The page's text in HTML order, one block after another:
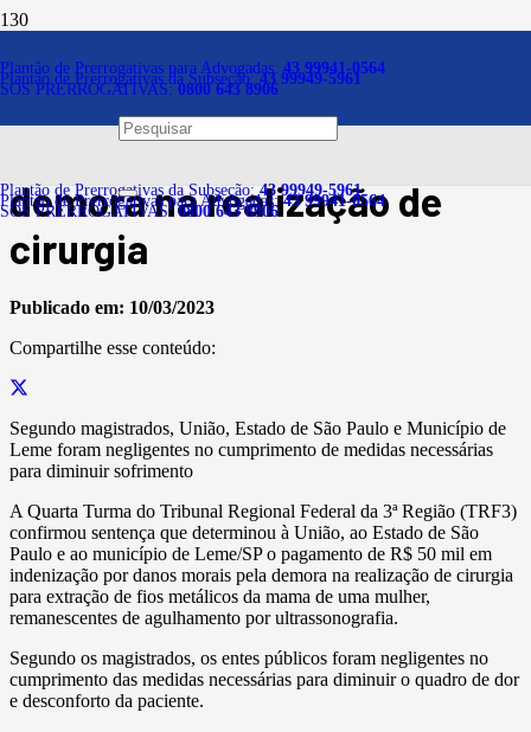
Plantão de Prerrogativas para Advogadas: 43 99941-0564
Plantão de Prerrogativas da Subseção:43 99949-5961
SOS PRERROGATIVAS:0800 643 8906
Plantão de Prerrogativas da Subseção:43 99949-5961
Plantão de Prerrogativas para Advogadas:43 99941-0564
SOS PRERROGATIVAS:0800 643 8906
Paciente deve ser
indenizada em R$ 50 mil por
demora na realização de
cirurgia
Publicado em: 10/03/2023
Compartilhe esse conteúdo:
Segundo magistrados, União, Estado de São Paulo e Município de
Leme foram negligentes no cumprimento de medidas necessárias
para diminuir sofrimento
A Quarta Turma do Tribunal Regional Federal da 3ª Região (TRF3)
confirmou sentença que determinou à União, ao Estado de São
Paulo e ao município de Leme/SP o pagamento de R$ 50 mil em
indenização por danos morais pela demora na realização de cirurgia
para extração de fios metálicos da mama de uma mulher,
remanescentes de agulhamento por ultrassonografia.
Segundo os magistrados, os entes públicos foram negligentes no
cumprimento das medidas necessárias para diminuir o quadro de dor
e desconforto da paciente.